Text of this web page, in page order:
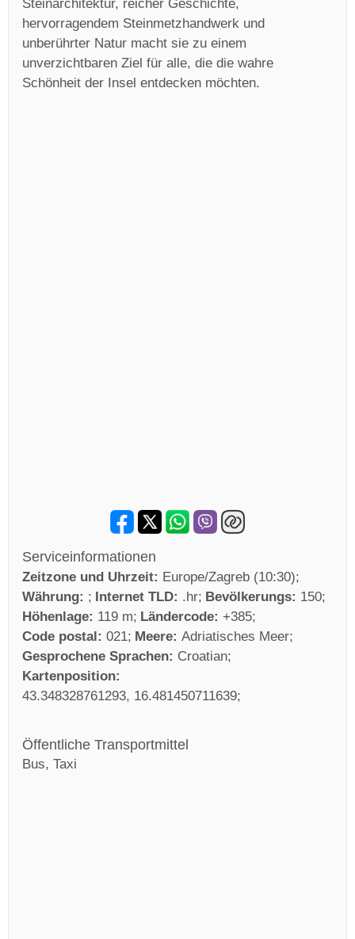
Steinarchitektur, reicher Geschichte,
hervorragendem Steinmetzhandwerk und
unberührter Natur macht sie zu einem
unverzichtbaren Ziel für alle, die die wahre
Schönheit der Insel entdecken möchten.
Serviceinformationen
Zeitzone und Uhrzeit: Europe/Zagreb (10:30)
Währung:
Internet TLD: .hr Bevölkerungs: 150
Höhenlage: 119 m Ländercode: +385
Code postal: 021 Meere: Adriatisches Meer
Gesprochene Sprachen: Croatian
Kartenposition:
43.348328761293, 16.481450711639
Öffentliche Transportmittel
Bus, Taxi